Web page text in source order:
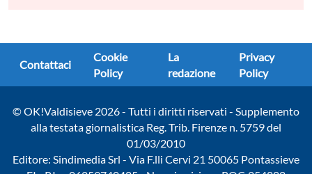
Contattaci
Cookie
Policy
La
redazione
Privacy
Policy
© OK!Valdisieve 2026 - Tutti i diritti riservati - Supplemento
alla testata giornalistica Reg. Trib. Firenze n. 5759 del
01/03/2010
Editore: Sindimedia Srl - Via F.lli Cervi 21 50065 Pontassieve